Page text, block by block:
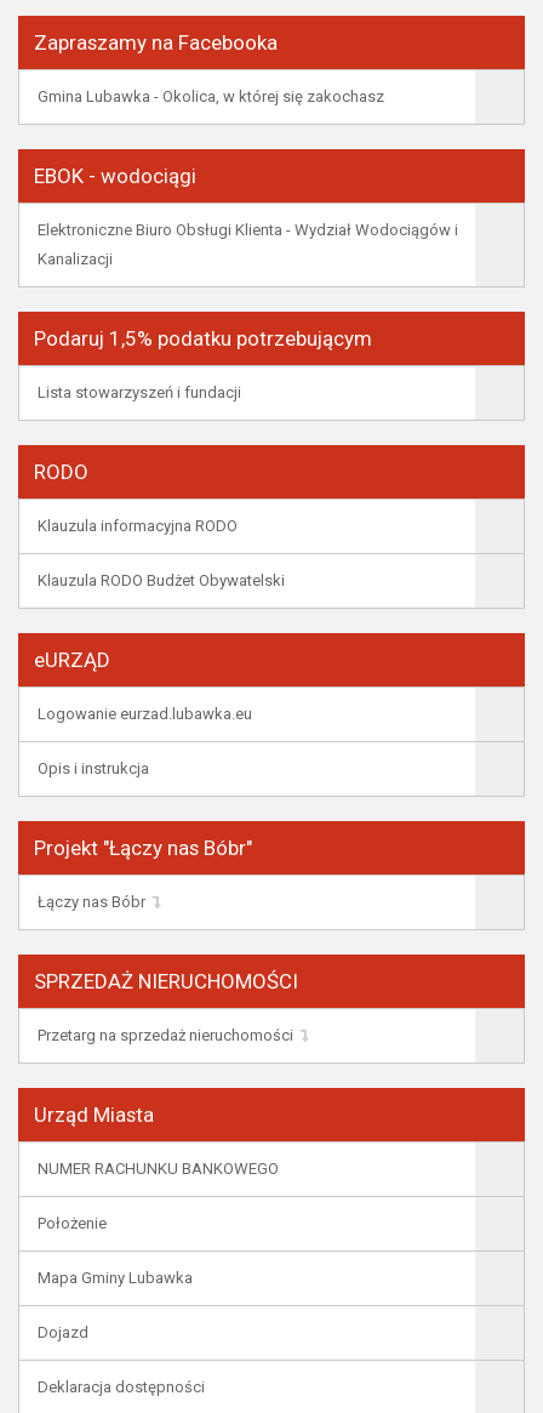
Zapraszamy na Facebooka
Gmina Lubawka - Okolica, w której się zakochasz
EBOK - wodociągi
Elektroniczne Biuro Obsługi Klienta - Wydział Wodociągów i
Kanalizacji
Podaruj 1,5% podatku potrzebującym
Lista stowarzyszeń i fundacji
RODO
Klauzula informacyjna RODO
Klauzula RODO Budżet Obywatelski
eURZĄD
Logowanie eurzad.lubawka.eu
Opis i instrukcja
Projekt "Łączy nas Bóbr"
Łączy nas Bóbr
SPRZEDAŻ NIERUCHOMOŚCI
Przetarg na sprzedaż nieruchomości
Urząd Miasta
NUMER RACHUNKU BANKOWEGO
Położenie
Mapa Gminy Lubawka
Dojazd
Deklaracja dostępności